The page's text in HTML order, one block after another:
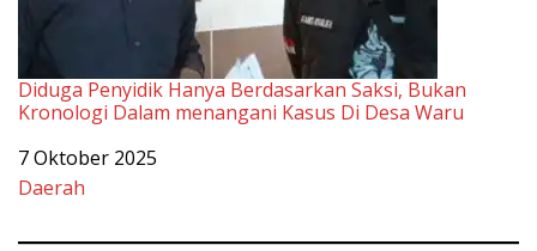
Eksplorasi konten lain dari KABAR DAERAH
Ketikkan email Anda...